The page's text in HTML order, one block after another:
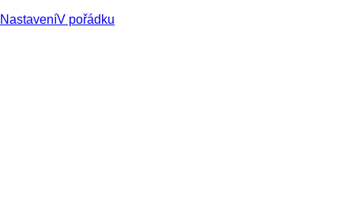
NastaveníV pořádku